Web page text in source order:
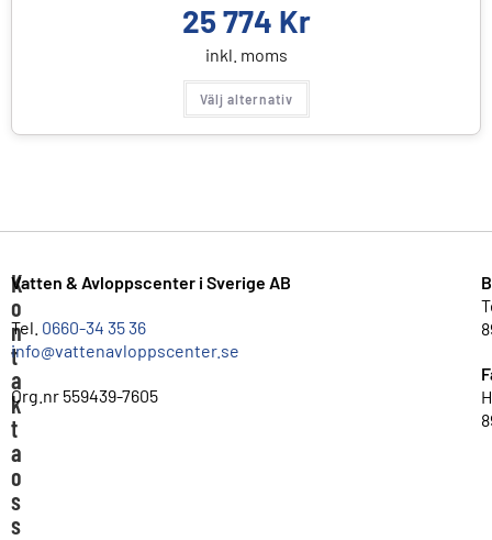
25 774 Kr
inkl. moms
Välj alternativ
K
o
n
t
a
k
t
a
o
s
s
Vatten & Avloppscenter i Sverige AB
Tel. 0660-34 35 36
info@vattenavloppscenter.se
Org.nr 559439-7605